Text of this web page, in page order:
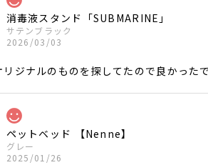
消毒液スタンド「SUBMARINE」
サテンブラック
2026/03/03
リジナルのものを探してたので良かった
ペットベッド 【Nenne】
グレー
2025/01/26